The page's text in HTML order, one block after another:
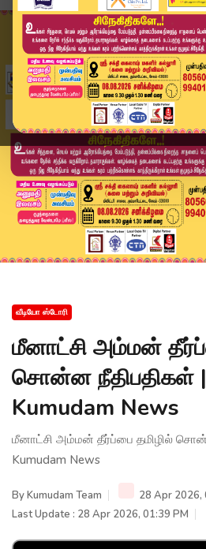
வீடியோ ஸ்டோரி
மீனாட்சி அம்மன்
சொன்ன நீதிபதிகள் |
Kumudam News
மீனாட்சி அம்மன் தீர்ப்பை தமிழில்
Kumudam News
ByKumudam Team
28 Apr 2026,
Last Update : 28 Apr 2026, 01:39 PM